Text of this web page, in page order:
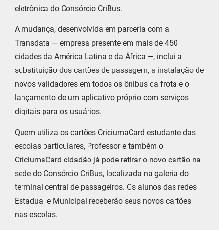
eletrônica do Consórcio CriBus.
A mudança, desenvolvida em parceria com a
Transdata — empresa presente em mais de 450
cidades da América Latina e da África —, inclui a
substituição dos cartões de passagem, a instalação de
novos validadores em todos os ônibus da frota e o
lançamento de um aplicativo próprio com serviços
digitais para os usuários.
Quem utiliza os cartões CriciumaCard estudante das
escolas particulares, Professor e também o
CriciumaCard cidadão já pode retirar o novo cartão na
sede do Consórcio CriBus, localizada na galeria do
terminal central de passageiros. Os alunos das redes
Estadual e Municipal receberão seus novos cartões
nas escolas.